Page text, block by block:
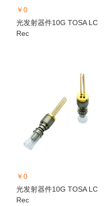
￥0
光发射器件10G TOSA LC
Rec
￥0
光发射器件10G TOSA LC
Rec